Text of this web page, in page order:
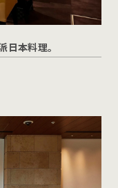
日本料理。